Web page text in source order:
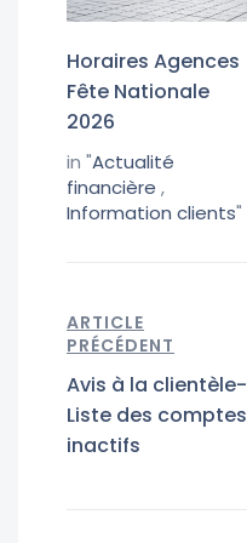
Horaires Agences
Fête Nationale
2026
in "Actualité
financière ,
Information clients"
ARTICLE
PRÉCÉDENT
Avis à la clientèle-
Liste des comptes
inactifs